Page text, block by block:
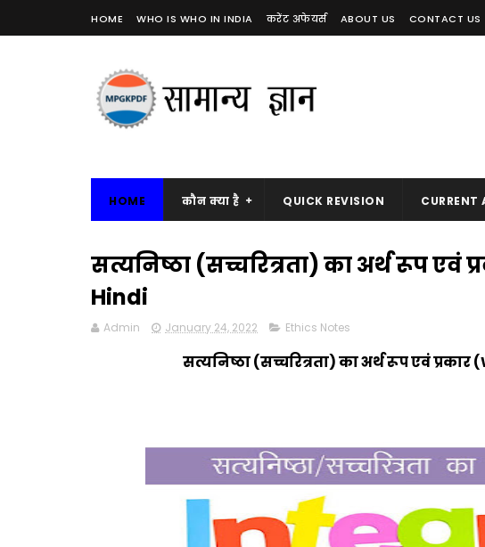
HOME WHO IS WHO IN INDIA करेंट अफेयर्स ABOUT US CONTACT US
HOME कौन क्या है QUICK REVISION CURRENT
सत्यनिष्ठा (सच्चरित्रता) का अर्थ रूप एवं
Hindi
Admin January 24, 2022 Ethics Notes
सत्यनिष्ठा (सच्चरित्रता) का अर्थ रूप एवं